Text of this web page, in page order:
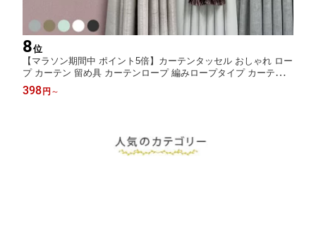
8位
【マラソン期間中 ポイント5倍】カーテンタッセル おしゃれ ロー
プ カーテン 留め具 カーテンロープ 編みロープタイプ カーテン留
め カーテン止め タイバック 1本入り フック 装飾 カーテンホルダ
ー ホワイト 白 グレー シルバー ブラウン 青 インテリア 雑貨 イ
398円 ～